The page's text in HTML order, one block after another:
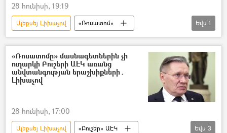
28 հունիսի, 19:19
Ալեքսեյ Լիխաչով
«Ռոսատոմ»
սպառնալիք
Եվս 1
«Ռոսատոմը» մասնագետներին չի
ուղարկի Բուշերի ԱԷԿ առանց
անվտանգության երաշխիքների․
Լիխաչով
28 հունիսի, 17:00
Ալեքսեյ Լիխաչով
«Բուշեր» ԱԷԿ
Եվս 3